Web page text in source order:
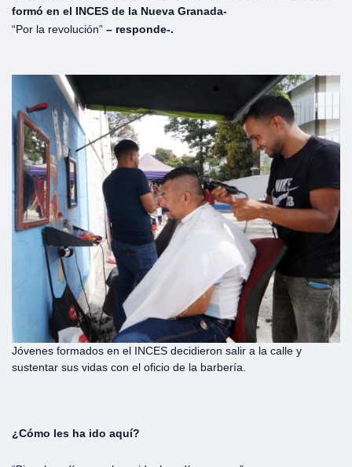
formó en el INCES de la Nueva Granada-
“Por la revolución” – responde-.
Jóvenes formados en el INCES decidieron salir a la calle y
sustentar sus vidas con el oficio de la barbería.
¿Cómo les ha ido aquí?